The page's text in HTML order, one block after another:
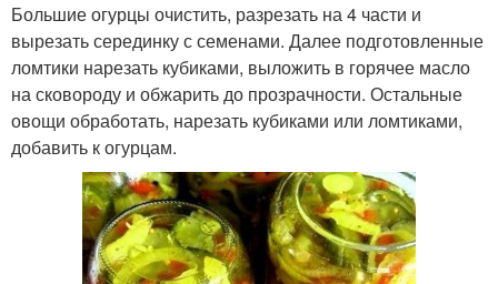
Большие огурцы очистить, разрезать на 4 части и
вырезать серединку с семенами. Далее подготовленные
ломтики нарезать кубиками, выложить в горячее масло
на сковороду и обжарить до прозрачности. Остальные
овощи обработать, нарезать кубиками или ломтиками,
добавить к огурцам.